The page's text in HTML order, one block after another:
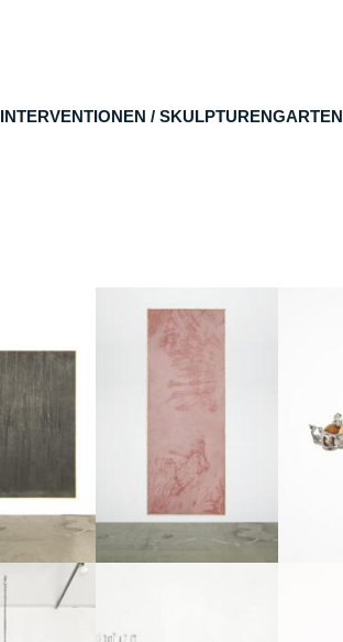
INTERVENTIONEN / SKULPTURENGARTEN